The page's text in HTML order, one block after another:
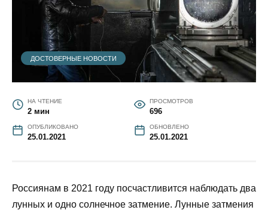
ДОСТОВЕРНЫЕ НОВОСТИ
НА ЧТЕНИЕ
2 мин
ПРОСМОТРОВ
696
ОПУБЛИКОВАНО
25.01.2021
ОБНОВЛЕНО
25.01.2021
Россиянам в 2021 году посчастливится наблюдать два
лунных и одно солнечное затмение. Лунные затмения